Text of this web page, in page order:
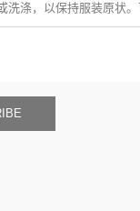
洗涤，以保持服装原状